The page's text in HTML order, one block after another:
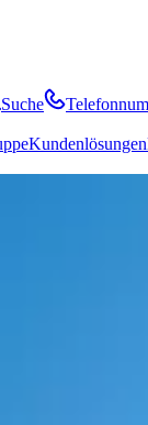
Suche
Kundenlösungen